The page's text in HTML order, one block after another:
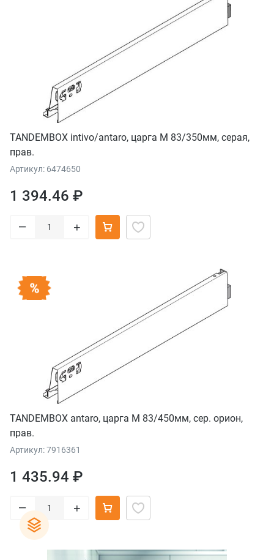
TANDEMBOX intivo/antaro, царга М 83/350мм, серая,
прав.
Артикул: 6474650
1 394.46 ₽
– +
TANDEMBOX antaro, царга M 83/450мм, сер. орион,
прав.
Артикул: 7916361
1 435.94 ₽
– +